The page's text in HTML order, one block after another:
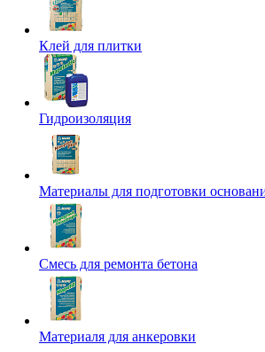
Клей для плитки
Гидроизоляция
Материалы для подготовки
Смесь для ремонта бетона
Материаля для анкеровки